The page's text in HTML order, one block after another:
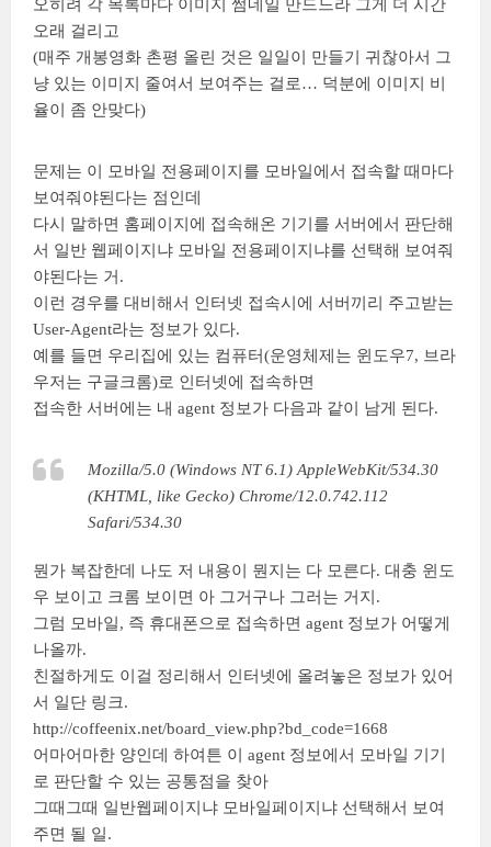
오히려 각 목록마다 이미지 썸네일 만드느라 그게 더 시간
오래 걸리고
(매주 개봉영화 촌평 올린 것은 일일이 만들기 귀찮아서 그
냥 있는 이미지 줄여서 보여주는 걸로… 덕분에 이미지 비
율이 좀 안맞다)
문제는 이 모바일 전용페이지를 모바일에서 접속할 때마다
보여줘야된다는 점인데
다시 말하면 홈페이지에 접속해온 기기를 서버에서 판단해
서 일반 웹페이지냐 모바일 전용페이지냐를 선택해 보여줘
야된다는 거.
이런 경우를 대비해서 인터넷 접속시에 서버끼리 주고받는
User-Agent라는 정보가 있다.
예를 들면 우리집에 있는 컴퓨터(운영체제는 윈도우7, 브라
우저는 구글크롬)로 인터넷에 접속하면
접속한 서버에는 내 agent 정보가 다음과 같이 남게 된다.
Mozilla/5.0 (Windows NT 6.1) AppleWebKit/534.30
(KHTML, like Gecko) Chrome/12.0.742.112
Safari/534.30
뭔가 복잡한데 나도 저 내용이 뭔지는 다 모른다. 대충 윈도
우 보이고 크롬 보이면 아 그거구나 그러는 거지.
그럼 모바일, 즉 휴대폰으로 접속하면 agent 정보가 어떻게
나올까.
친절하게도 이걸 정리해서 인터넷에 올려놓은 정보가 있어
서 일단 링크.
http://coffeenix.net/board_view.php?bd_code=1668
어마어마한 양인데 하여튼 이 agent 정보에서 모바일 기기
로 판단할 수 있는 공통점을 찾아
그때그때 일반웹페이지냐 모바일페이지냐 선택해서 보여
주면 될 일.